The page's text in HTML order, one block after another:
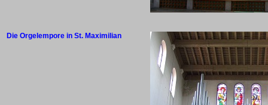
Die Orgelempore in St. Maximilian